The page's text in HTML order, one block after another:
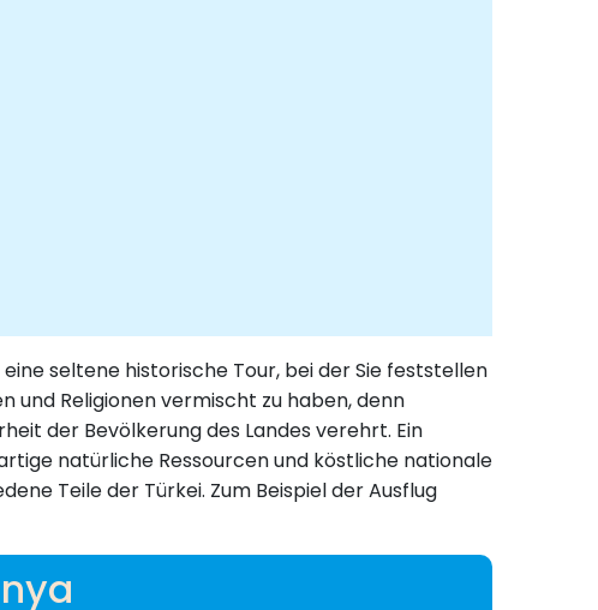
seltene historische Tour, bei der Sie feststellen
und Religionen vermischt zu haben, denn
der Bevölkerung des Landes verehrt. Ein
natürliche Ressourcen und köstliche nationale
Teile der Türkei. Zum Beispiel der Ausflug